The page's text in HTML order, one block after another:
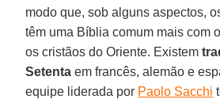
modo que, sob alguns aspectos,
têm uma Bíblia comum mais com
os cristãos do Oriente. Existem
Setenta em francês, alemão e
equipe liderada por Paolo Sacchi